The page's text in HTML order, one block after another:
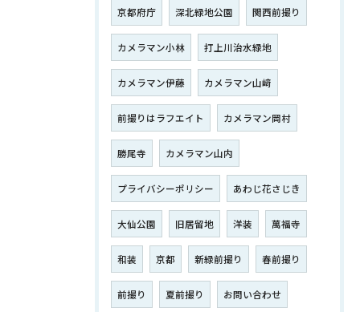
京都府庁 深北緑地公園 関西前撮り
カメラマン小林 打上川治水緑地
カメラマン伊藤 カメラマン山﨑
前撮りはラフエイト カメラマン岡村
勝尾寺 カメラマン山内
プライバシーポリシー あわじ花さじき
大仙公園 旧居留地 洋装 萬福寺
和装 京都 新緑前撮り 春前撮り
前撮り 夏前撮り お問い合わせ